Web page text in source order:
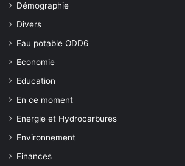
Démographie
Divers
Eau potable ODD6
Economie
Education
En ce moment
Energie et Hydrocarbures
Environnement
Finances